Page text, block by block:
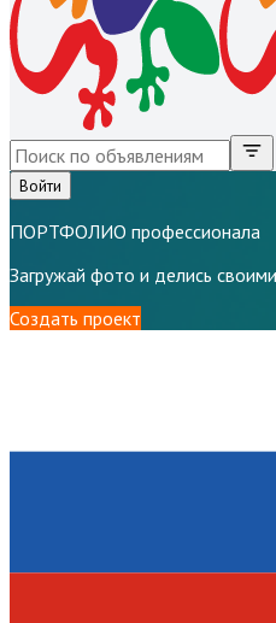
Войти
ПОРТФОЛИО профессионала
Загружай фото и делись
Создать проект